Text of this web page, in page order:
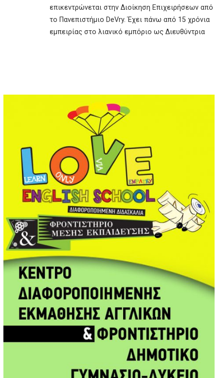
επικεντρώνεται στην Διοίκηση Επιχειρήσεων από
το Πανεπιστήμιο DeVry. Έχει πάνω από 15 χρόνια
εμπειρίας στο λιανικό εμπόριο ως Διευθύντρια